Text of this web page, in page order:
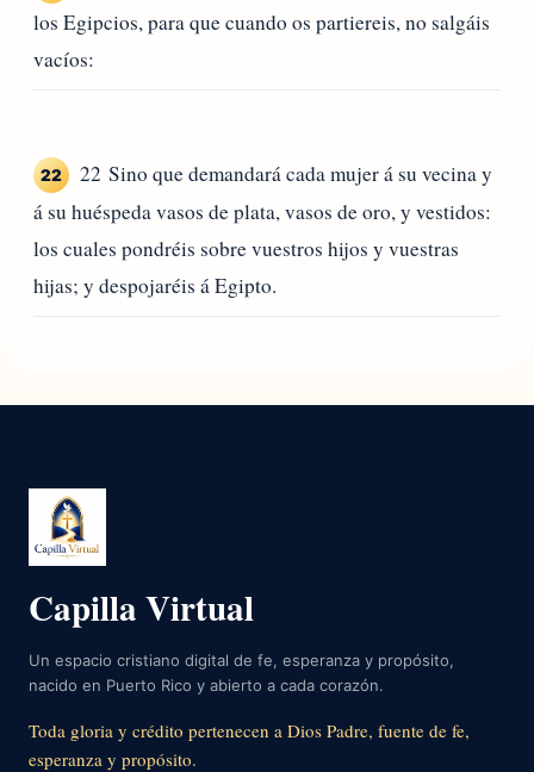
los Egipcios, para que cuando os partiereis, no salgáis
vacíos:
22
22 Sino que demandará cada mujer á su vecina y
á su huéspeda vasos de plata, vasos de oro, y vestidos:
los cuales pondréis sobre vuestros hijos y vuestras
hijas; y despojaréis á Egipto.
Capilla Virtual
Un espacio cristiano digital de fe, esperanza y propósito,
nacido en Puerto Rico y abierto a cada corazón.
Toda gloria y crédito pertenecen a Dios Padre, fuente de fe,
esperanza y propósito.